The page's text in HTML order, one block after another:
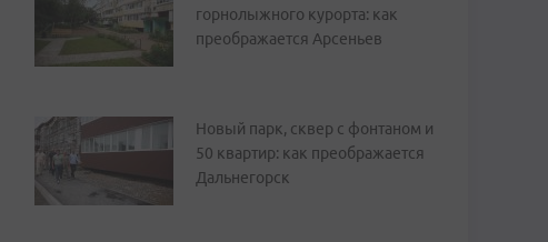
горнолыжного курорта: как
преображается Арсеньев
Новый парк, сквер с фонтаном и
50 квартир: как преображается
Дальнегорск